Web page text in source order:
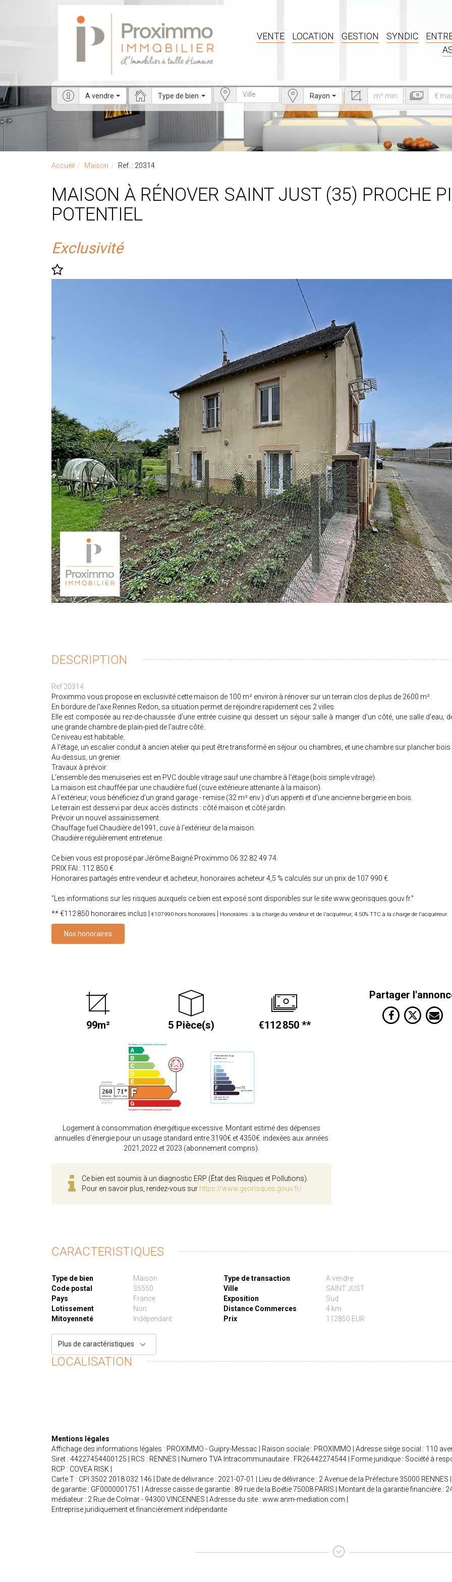
VENTE LOCATION GESTION SYNDIC
A vendre Type de bien Rayon
Accueil Maison Ref. : 20314
MAISON À RÉNOVER SAINT JUST (35) PROCHE PIPRIAC - BEAU
POTENTIEL
Exclusivité
DESCRIPTION
Ref 20314
Proximmo vous propose en exclusivité cette maison de 100 m² environ à rénover sur un terrain clos de plus de 2600 m².
En bordure de l'axe Rennes Redon, sa situation permet de rejoindre rapidement ces 2 villes.
Elle est composée au rez-de-chaussée d'une entrée cuisine qui dessert un séjour salle à manger d'un côté, une salle d'eau,
une grande chambre de plain-pied de l'autre côté.
Ce niveau est habitable.
A l'étage, un escalier conduit à ancien atelier qui peut être transformé en séjour ou chambres, et une chambre sur plancher bois.
Au-dessus, un grenier.
Travaux à prévoir.
L'ensemble des menuiseries est en PVC double vitrage sauf une chambre à l'étage (bois simple vitrage).
La maison est chauffée par une chaudière fuel (cuve extérieure attenante à la maison).
A l'extérieur, vous bénéficiez d'un grand garage - remise (32 m² env.) d'un appenti et d'une ancienne bergerie en bois.
Le terrain est desservi par deux accès distincts : côté maison et côté jardin.
Prévoir un nouvel assainissement.
Chauffage fuel Chaudière de1991, cuve à l'extérieur de la maison.
Chaudière régulièrement entretenue.
Ce bien vous est proposé par Jérôme Baigné Proximmo 06 32 82 49 74.
PRIX FAI : 112 850 €.
Honoraires partagés entre vendeur et acheteur, honoraires acheteur 4,5 % calculés sur un prix de 107 990 €.
"Les informations sur les risques auxquels ce bien est exposé sont disponibles sur le site www.georisques.gouv.fr."
** €112 850 honoraires inclus €107 990 hors honoraires Honoraires : à la charge du vendeur et de l'acquéreur, 4.50% TTC à la charge de l'acquéreur.
Nos honoraires
99m² 5 Pièce(s) €112 850 **
Logement à consommation énergétique excessive. Montant estimé des dépenses
annuelles d'énergie pour un usage standard entre 3190€ et 4350€. indexées aux années
2021,2022 et 2023 (abonnement compris).
Ce bien est soumis à un diagnostic ERP (État des Risques et Pollutions).
Pour en savoir plus, rendez-vous sur https://www.georisques.gouv.fr/
Partager
CARACTERISTIQUES
Type de bien
Maison
Code postal
35550
Pays
France
Lotissement
Non
Mitoyenneté
Indépendant
Type de transaction
A vendre
Ville
SAINT JUST
Exposition
Sud
Distance Commerces
4 km
Prix
112850 EUR
Plus de caractéristiques
LOCALISATION
Mentions légales
Affichage des informations légales : PROXIMMO - Guipry-Messac | Raison sociale : PROXIMMO | Adresse siège social : 110
Siret : 44227454400125 | RCS : RENNES | Numero TVA Intracommunautaire : FR26442274544 | Forme juridique : Société à
RCP : COVEA RISK |
Carte T : CPI 3502 2018 032 146 | Date de délivrance : 2021-07-01 | Lieu de délivrance : 2 Avenue de la Préfecture 35000
de garantie : GF0000001751 | Adresse caisse de garantie : 89 rue de la Boétie 75008 PARIS | Montant de la garantie financière :
médiateur : 2 Rue de Colmar - 94300 VINCENNES | Adresse du site : www.anm-mediation.com
Entreprise juridiquement et financièrement indépendante